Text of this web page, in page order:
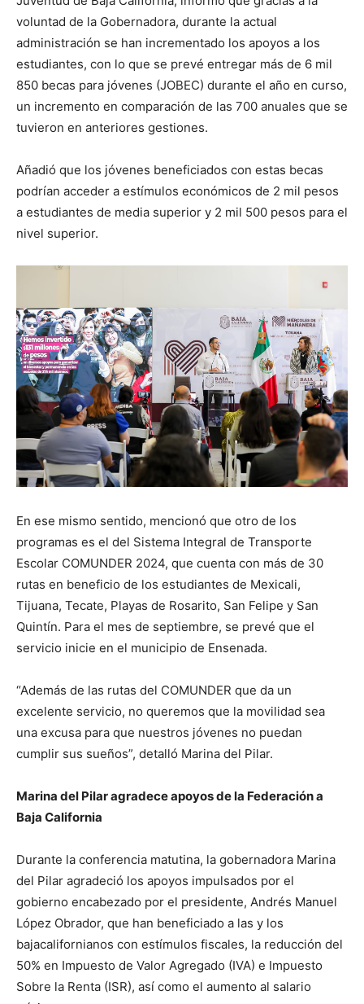
voluntad de la Gobernadora, durante la actual
administración se han incrementado los apoyos a los
estudiantes, con lo que se prevé entregar más de 6 mil
850 becas para jóvenes (JOBEC) durante el año en curso,
un incremento en comparación de las 700 anuales que se
tuvieron en anteriores gestiones.
Añadió que los jóvenes beneficiados con estas becas
podrían acceder a estímulos económicos de 2 mil pesos
a estudiantes de media superior y 2 mil 500 pesos para el
nivel superior.
En ese mismo sentido, mencionó que otro de los
programas es el del Sistema Integral de Transporte
Escolar COMUNDER 2024, que cuenta con más de 30
rutas en beneficio de los estudiantes de Mexicali,
Tijuana, Tecate, Playas de Rosarito, San Felipe y San
Quintín. Para el mes de septiembre, se prevé que el
servicio inicie en el municipio de Ensenada.
“Además de las rutas del COMUNDER que da un
excelente servicio, no queremos que la movilidad sea
una excusa para que nuestros jóvenes no puedan
cumplir sus sueños”, detalló Marina del Pilar.
Marina del Pilar agradece apoyos de la Federación a
Baja California
Durante la conferencia matutina, la gobernadora Marina
del Pilar agradeció los apoyos impulsados por el
gobierno encabezado por el presidente, Andrés Manuel
López Obrador, que han beneficiado a las y los
bajacalifornianos con estímulos fiscales, la reducción del
50% en Impuesto de Valor Agregado (IVA) e Impuesto
Sobre la Renta (ISR), así como el aumento al salario